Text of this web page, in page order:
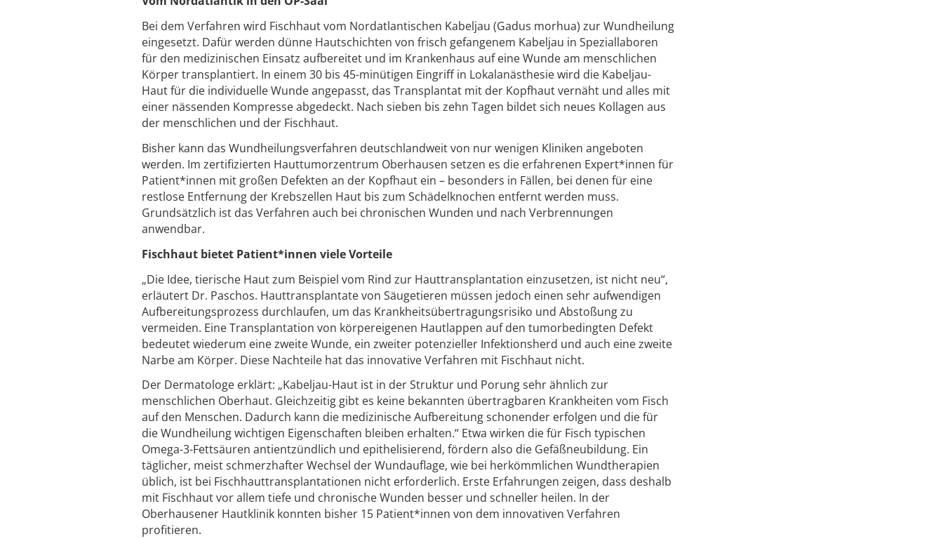
Bei dem Verfahren wird Fischhaut vom Nordatlantischen Kabeljau (Gadus morhua) zur Wundheilung
eingesetzt. Dafür werden dünne Hautschichten von frisch gefangenem Kabeljau in Speziallaboren
für den medizinischen Einsatz aufbereitet und im Krankenhaus auf eine Wunde am menschlichen
Körper transplantiert. In einem 30 bis 45-minütigen Eingriff in Lokalanästhesie wird die Kabeljau-
Haut für die individuelle Wunde angepasst, das Transplantat mit der Kopfhaut vernäht und alles mit
einer nässenden Kompresse abgedeckt. Nach sieben bis zehn Tagen bildet sich neues Kollagen aus
der menschlichen und der Fischhaut.
Bisher kann das Wundheilungsverfahren deutschlandweit von nur wenigen Kliniken angeboten
werden. Im zertifizierten Hauttumorzentrum Oberhausen setzen es die erfahrenen Expert*innen für
Patient*innen mit großen Defekten an der Kopfhaut ein – besonders in Fällen, bei denen für eine
restlose Entfernung der Krebszellen Haut bis zum Schädelknochen entfernt werden muss.
Grundsätzlich ist das Verfahren auch bei chronischen Wunden und nach Verbrennungen
anwendbar.
Fischhaut bietet Patient*innen viele Vorteile
„Die Idee, tierische Haut zum Beispiel vom Rind zur Hauttransplantation einzusetzen, ist nicht neu“,
erläutert Dr. Paschos. Hauttransplantate von Säugetieren müssen jedoch einen sehr aufwendigen
Aufbereitungsprozess durchlaufen, um das Krankheitsübertragungsrisiko und Abstoßung zu
vermeiden. Eine Transplantation von körpereigenen Hautlappen auf den tumorbedingten Defekt
bedeutet wiederum eine zweite Wunde, ein zweiter potenzieller Infektionsherd und auch eine zweite
Narbe am Körper. Diese Nachteile hat das innovative Verfahren mit Fischhaut nicht.
Der Dermatologe erklärt: „Kabeljau-Haut ist in der Struktur und Porung sehr ähnlich zur
menschlichen Oberhaut. Gleichzeitig gibt es keine bekannten übertragbaren Krankheiten vom Fisch
auf den Menschen. Dadurch kann die medizinische Aufbereitung schonender erfolgen und die für
die Wundheilung wichtigen Eigenschaften bleiben erhalten.“ Etwa wirken die für Fisch typischen
Omega-3-Fettsäuren antientzündlich und epithelisierend, fördern also die Gefäßneubildung. Ein
täglicher, meist schmerzhafter Wechsel der Wundauflage, wie bei herkömmlichen Wundtherapien
üblich, ist bei Fischhauttransplantationen nicht erforderlich. Erste Erfahrungen zeigen, dass deshalb
mit Fischhaut vor allem tiefe und chronische Wunden besser und schneller heilen. In der
Oberhausener Hautklinik konnten bisher 15 Patient*innen von dem innovativen Verfahren
profitieren.